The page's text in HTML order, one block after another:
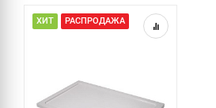
ХИТ РАСПРОДАЖА